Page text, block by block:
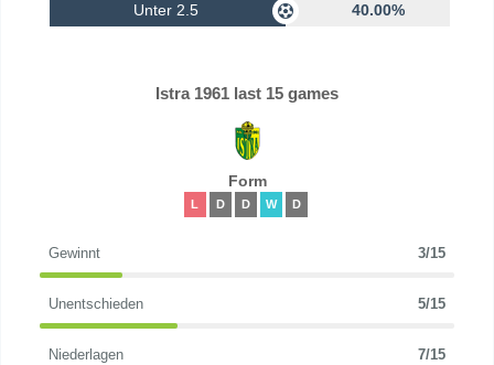
Unter 2.5 40.00%
Istra 1961 last 15 games
Form
L D D W D
Gewinnt 3/15
Unentschieden 5/15
Niederlagen 7/15